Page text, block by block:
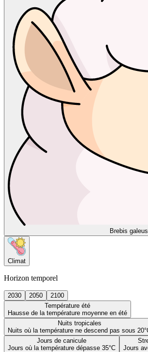
Brebis
Climat
Horizon temporel
2030 2050
2100
Température été
Hausse de la température moyenne en été
Nuits tropicales
Nuits où la température ne descend pas sous
Jours de canicule
Jours où la température dépasse 35°C
Jours